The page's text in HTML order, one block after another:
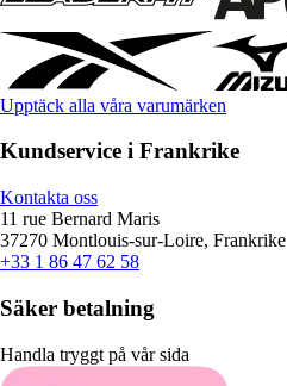
Upptäck alla våra varumärken
Kundservice i Frankrike
Kontakta oss
11 rue Bernard Maris
37270 Montlouis-sur-Loire, Frankrike
+33 1 86 47 62 58
Säker betalning
Handla tryggt på vår sida